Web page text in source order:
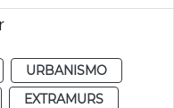
URBANISMO
EXTRAMURS